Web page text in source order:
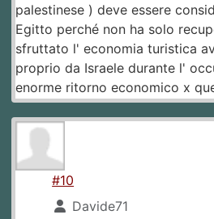
palestinese ) deve essere
Egitto perché non ha solo
sfruttato l' economia turistica
proprio da Israele durante l'
enorme ritorno economico x
#10
Davide71